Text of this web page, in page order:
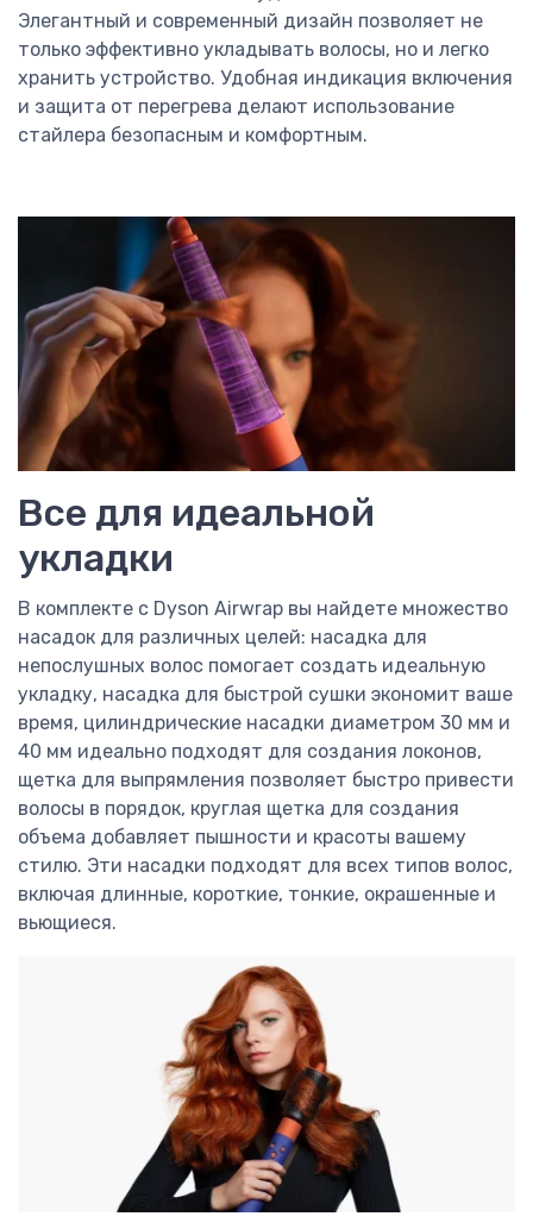
Элегантный и современный дизайн позволяет не
только эффективно укладывать волосы, но и легко
хранить устройство. Удобная индикация включения
и защита от перегрева делают использование
стайлера безопасным и комфортным.
Все для идеальной
укладки
В комплекте с Dyson Airwrap вы найдете множество
насадок для различных целей: насадка для
непослушных волос помогает создать идеальную
укладку, насадка для быстрой сушки экономит ваше
время, цилиндрические насадки диаметром 30 мм и
40 мм идеально подходят для создания локонов,
щетка для выпрямления позволяет быстро привести
волосы в порядок, круглая щетка для создания
объема добавляет пышности и красоты вашему
стилю. Эти насадки подходят для всех типов волос,
включая длинные, короткие, тонкие, окрашенные и
вьющиеся.